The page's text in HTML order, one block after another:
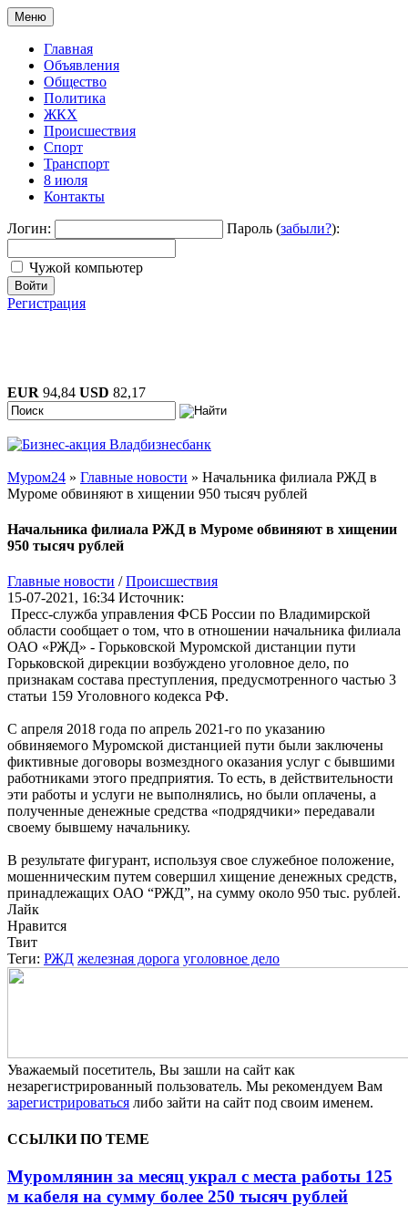
Меню
Главная
Объявления
Общество
Политика
ЖКХ
Происшествия
Спорт
Транспорт
8 июля
Контакты
Логин: Пароль (забыли?):
Чужой компьютер
Войти
Регистрация
EUR 94,84 USD 82,17
Муром24 » Главные новости » Начальника филиала РЖД в
Муроме обвиняют в хищении 950 тысяч рублей
Начальника филиала РЖД в Муроме обвиняют в хищении
950 тысяч рублей
Главные новости /Происшествия
15-07-2021, 16:34 Источник:
Пресс-служба управления ФСБ России по Владимирской
области сообщает о том, что в отношении начальника филиала
ОАО «РЖД» - Горьковской Муромской дистанции пути
Горьковской дирекции возбуждено уголовное дело, по
признакам состава преступления, предусмотренного частью 3
статьи 159 Уголовного кодекса РФ.
С апреля 2018 года по апрель 2021-го по указанию
обвиняемого Муромской дистанцией пути были заключены
фиктивные договоры возмездного оказания услуг с бывшими
работниками этого предприятия. То есть, в действительности
эти работы и услуги не выполнялись, но были оплачены, а
полученные денежные средства «подрядчики» передавали
своему бывшему начальнику.
В результате фигурант, используя свое служебное положение,
мошенническим путем совершил хищение денежных средств,
принадлежащих ОАО “РЖД”, на сумму около 950 тыс. рублей.
Лайк
Нравится
Твит
Теги: РЖД железная дорога уголовное дело
Уважаемый посетитель, Вы зашли на сайт как
незарегистрированный пользователь. Мы рекомендуем Вам
зарегистрироваться либо зайти на сайт под своим именем.
ССЫЛКИ ПО ТЕМЕ
Муромлянин за месяц украл с места работы 125
м кабеля на сумму более 250 тысяч рублей